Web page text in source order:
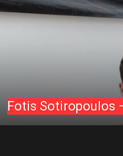
Fotis Sotiropoulos